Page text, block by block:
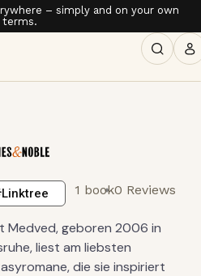
– simply and on your own
terms.
Linktree 1 book0 Reviews
Medved, geboren 2006 in
liest am liebsten
die sie inspiriert